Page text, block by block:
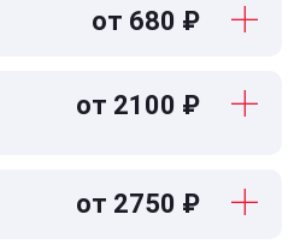
от 680 ₽
от 2100 ₽
от 2750 ₽